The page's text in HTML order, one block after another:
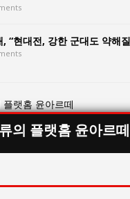
, “현대전, 강한 군대도 약해
의 플랫홈 윤아르떼